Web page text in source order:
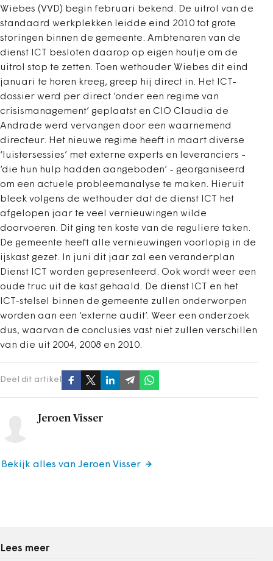
Wiebes (VVD) begin februari bekend. De uitrol van de
standaard werkplekken leidde eind 2010 tot grote
storingen binnen de gemeente. Ambtenaren van de
dienst ICT besloten daarop op eigen houtje om de
uitrol stop te zetten. Toen wethouder Wiebes dit eind
januari te horen kreeg, greep hij direct in. Het ICT-
dossier werd per direct ‘onder een regime van
crisismanagement’ geplaatst en CIO Claudia de
Andrade werd vervangen door een waarnemend
directeur. Het nieuwe regime heeft in maart diverse
‘luistersessies’ met externe experts en leveranciers -
‘die hun hulp hadden aangeboden’ - georganiseerd
om een actuele probleemanalyse te maken. Hieruit
bleek volgens de wethouder dat de dienst ICT het
afgelopen jaar te veel vernieuwingen wilde
doorvoeren. Dit ging ten koste van de reguliere taken.
De gemeente heeft alle vernieuwingen voorlopig in de
ijskast gezet. In juni dit jaar zal een veranderplan
Dienst ICT worden gepresenteerd. Ook wordt weer een
oude truc uit de kast gehaald. De dienst ICT en het
ICT-stelsel binnen de gemeente zullen onderworpen
worden aan een ‘externe audit’. Weer een onderzoek
dus, waarvan de conclusies vast niet zullen verschillen
van die uit 2004, 2008 en 2010.
Deel dit artikel
Jeroen Visser
Bekijk alles van Jeroen Visser
Lees meer